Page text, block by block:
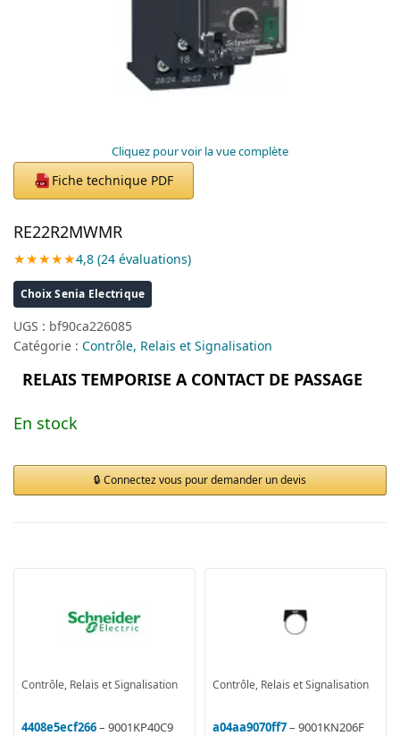
Cliquez pour voir la vue complète
PDF Fiche technique PDF
RE22R2MWMR
★★★★★4,8 (24 évaluations)
Choix Senia Electrique
UGS : bf90ca226085
Catégorie : Contrôle, Relais et Signalisation
RELAIS TEMPORISE A CONTACT DE PASSAGE
En stock
Connectez vous pour demander un devis
Contrôle, Relais et Signalisation
4408e5ecf266– 9001KP40C9
Contrôle, Relais et Signalisation
a04aa9070ff7– 9001KN206F